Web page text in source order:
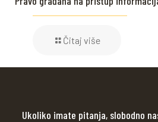
Čitaj više
Ukoliko imate pitanja, slobodno